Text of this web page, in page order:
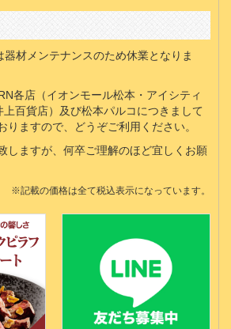
材メンテナンスのため休業となりま
各店（イオンモール松本・アイシティ
上百貨店）及び松本パルコにつきまして
りますので、どうぞご利用ください。
しますが、何卒ご理解のほど宜しくお願
※記載の価格は全て税込表示になっています。